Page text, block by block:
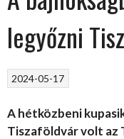
legyőzni
2024-05-17
A hétközbeni
Tiszaföldvár volt az